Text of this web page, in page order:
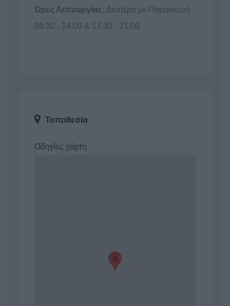
Ώρες Λειτουργίας: Δευτέρα με Παρασκευή
08.30 - 14.00 & 17.30 - 21.00
Τοποθεσία
Οδηγίες χάρτη